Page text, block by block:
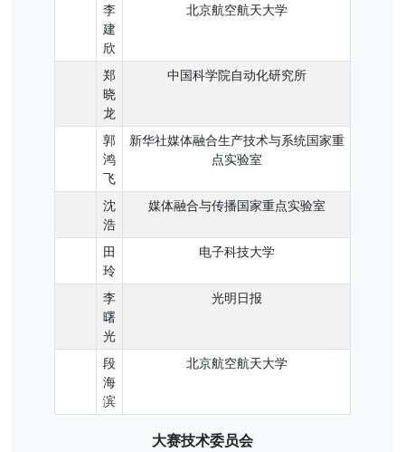
李
建
欣
北京航空航天大学
郑
晓
龙
中国科学院自动化研究所
郭
鸿
飞
新华社媒体融合生产技术与系统国家重
点实验室
沈
浩
媒体融合与传播国家重点实验室
田
玲
电子科技大学
李
曙
光
光明日报
段
海
滨
北京航空航天大学
大赛技术委员会